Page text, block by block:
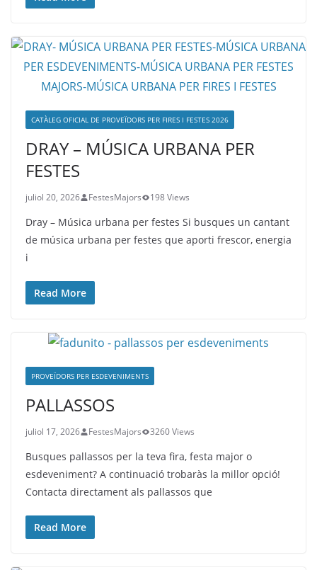
CATÀLEG OFICIAL DE PROVEÏDORS PER FIRES I FESTES 2026
DRAY – MÚSICA URBANA PER
FESTES
juliol 20, 2026 FestesMajors 198 Views
Dray – Música urbana per festes Si busques un cantant
de música urbana per festes que aporti frescor, energia
i
Read More
PROVEÏDORS PER ESDEVENIMENTS
PALLASSOS
juliol 17, 2026 FestesMajors 3260 Views
Busques pallassos per la teva fira, festa major o
esdeveniment? A continuació trobaràs la millor opció!
Contacta directament als pallassos que
Read More